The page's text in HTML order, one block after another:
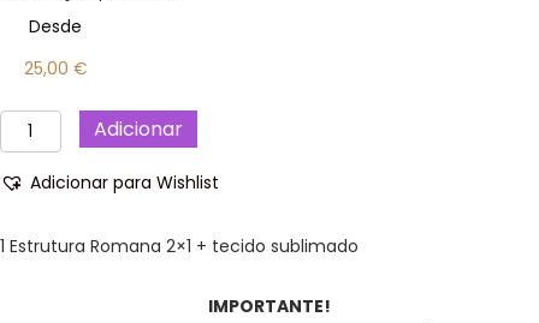
Desde
25,00 €
Quantidade
de
Painel
Verde
-
Adicionar
Adicionar para Wishlist
1 Estrutura Romana 2×1 + tecido sublimado
IMPORTANTE!